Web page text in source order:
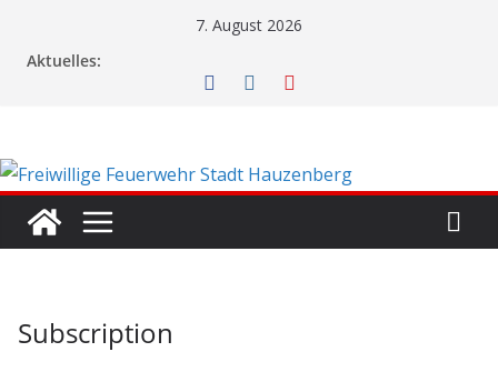
7. August 2026
Aktuelles:
Subscription